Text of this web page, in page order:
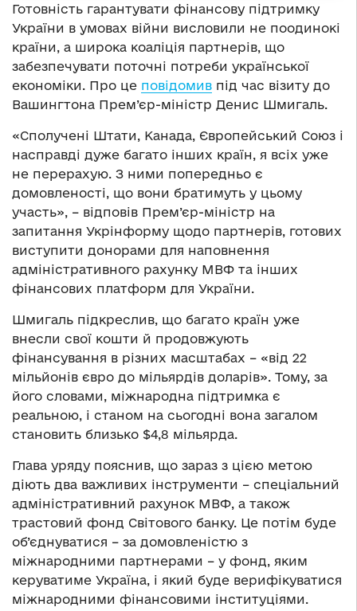
Готовність гарантувати фінансову підтримку
України в умовах війни висловили не поодинокі
країни, а широка коаліція партнерів, що
забезпечувати поточні потреби української
економіки. Про це повідомив під час візиту до
Вашингтона Прем’єр-міністр Денис Шмигаль.
«Сполучені Штати, Канада, Європейський Союз і
насправді дуже багато інших країн, я всіх уже
не перерахую. З ними попередньо є
домовленості, що вони братимуть у цьому
участь», – відповів Прем’єр-міністр на
запитання Укрінформу щодо партнерів, готових
виступити донорами для наповнення
адміністративного рахунку МВФ та інших
фінансових платформ для України.
Шмигаль підкреслив, що багато країн уже
внесли свої кошти й продовжують
фінансування в різних масштабах – «від 22
мільйонів євро до мільярдів доларів». Тому, за
його словами, міжнародна підтримка є
реальною, і станом на сьогодні вона загалом
становить близько $4,8 мільярда.
Глава уряду пояснив, що зараз з цією метою
діють два важливих інструменти – спеціальний
адміністративний рахунок МВФ, а також
трастовий фонд Світового банку. Це потім буде
об’єднуватися – за домовленістю з
міжнародними партнерами – у фонд, яким
керуватиме Україна, і який буде верифікуватися
міжнародними фінансовими інституціями.